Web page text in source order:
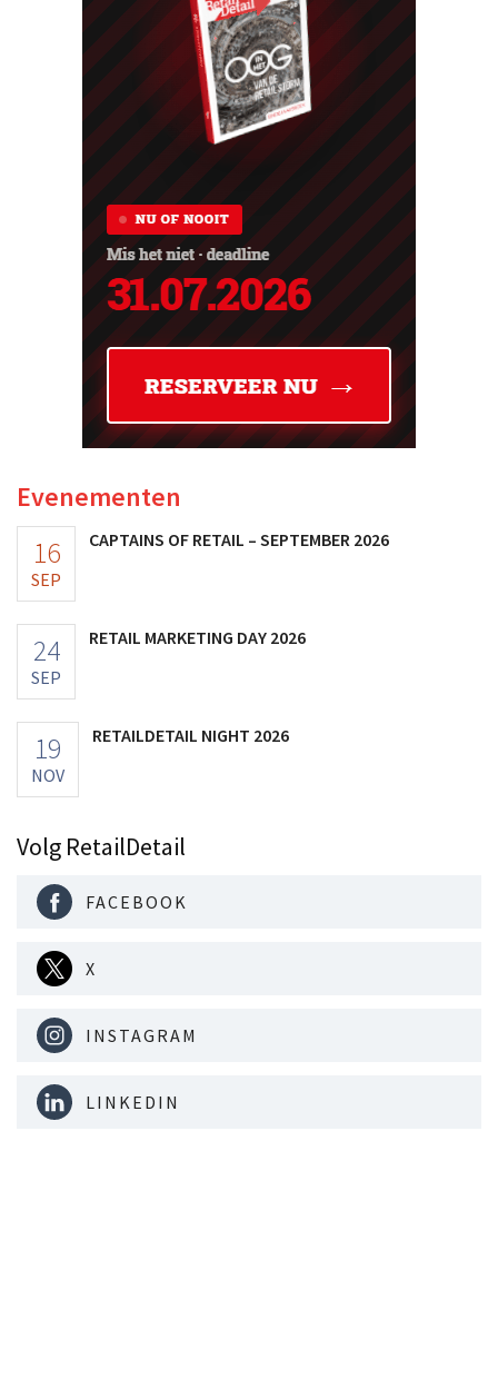
Evenementen
16
SEP
CAPTAINS OF RETAIL – SEPTEMBER 2026
24
SEP
RETAIL MARKETING DAY 2026
19
NOV
RETAILDETAIL NIGHT 2026
Volg RetailDetail
FACEBOOK
X
INSTAGRAM
LINKEDIN